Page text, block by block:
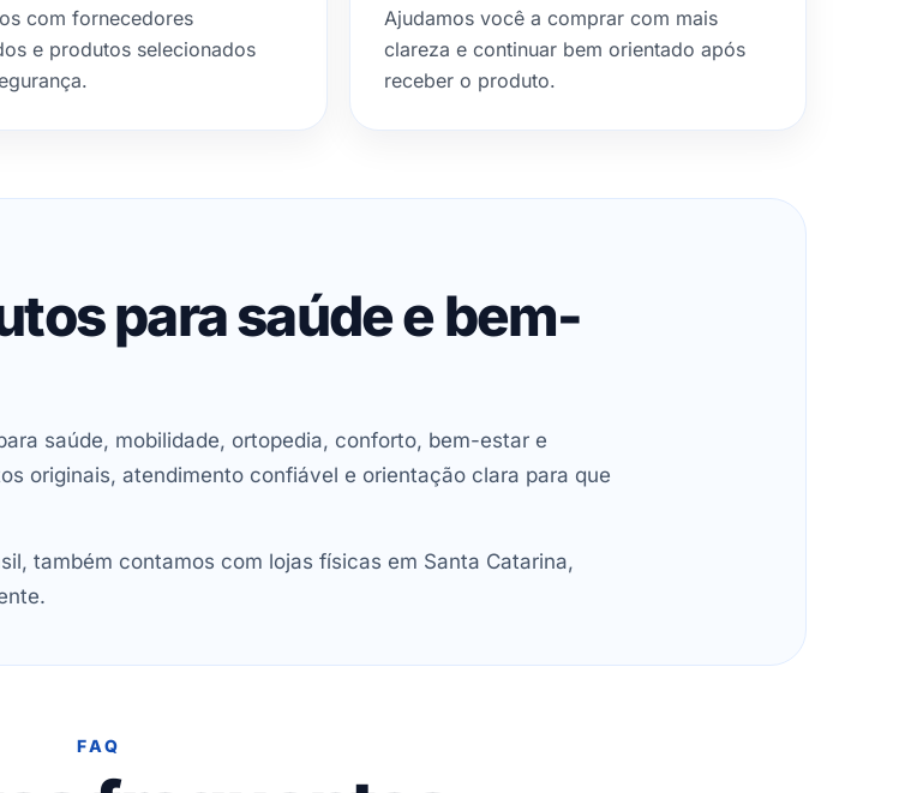
com fornecedores
e produtos selecionados
Ajudamos você a comprar com mais
clareza e continuar bem orientado após
receber o produto.
para saúde e bem-
saúde, mobilidade, ortopedia, conforto, bem-estar e
originais, atendimento confiável e orientação clara para que
também contamos com lojas físicas em Santa Catarina,
FAQ